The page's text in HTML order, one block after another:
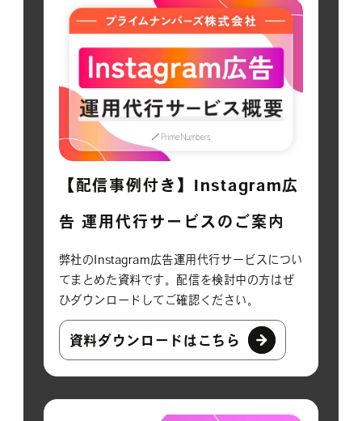
【配信事例付き】Instagram広
告 運用代行サービスのご案内
弊社のInstagram広告運用代行サービスについ
てまとめた資料です。配信を検討中の方はぜ
ひダウンロードしてご確認ください。
資料ダウンロードはこちら